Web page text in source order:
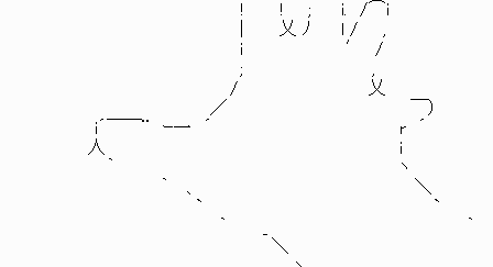
! ! ; i. /⌒i
| 乂 ﾉ l / ,
ｉ ′ /
; ,
/ 乂
／ ￣）
i´￣￣¨ ｰ一 ´ r ´
人 i
｀ ヽ
｀ 、 ＼
` `
＼